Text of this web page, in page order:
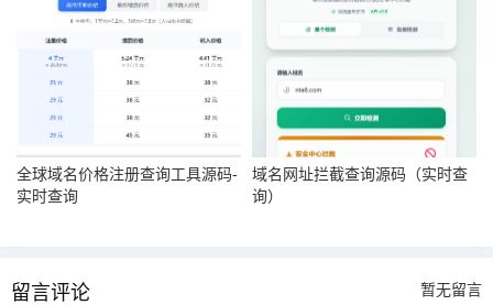
全球域名价格注册查询工具源码-
实时查询
域名网址拦截查询源码（实时查
询）
留言评论 暂无留言